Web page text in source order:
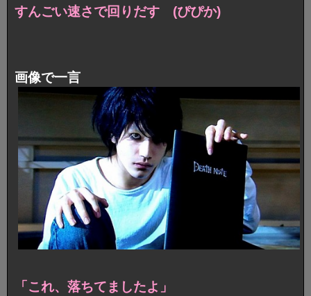
すんごい速さで回りだす (ぴぴか)
画像で一言
「これ、落ちてましたよ」